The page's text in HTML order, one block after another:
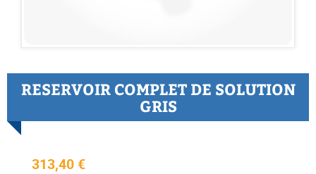
RESERVOIR COMPLET DE SOLUTION
GRIS
313,40 €